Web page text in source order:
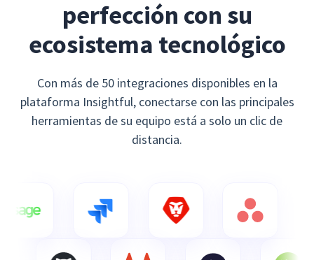
perfección con su
ecosistema tecnológico
Con más de 50 integraciones disponibles en la
plataforma Insightful, conectarse con las principales
herramientas de su equipo está a solo un clic de
distancia.